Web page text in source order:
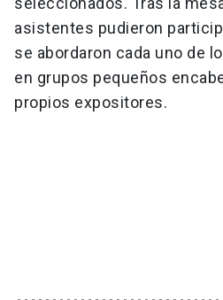
asistentes pudieron
se abordaron cada uno de
en grupos pequeños
propios expositores.